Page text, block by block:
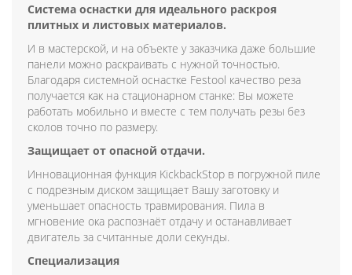
Система оснастки для идеального раскроя
плитных и листовых материалов.
И в мастерской, и на объекте у заказчика даже большие
панели можно раскраивать с нужной точностью.
Благодаря системной оснастке Festool качество реза
получается как на стационарном станке: Вы можете
работать мобильно и вместе с тем получать резы без
сколов точно по размеру.
Защищает от опасной отдачи.
Инновационная функция KickbackStop в погружной пиле
с подрезным диском защищает Вашу заготовку и
уменьшает опасность травмирования. Пила в
мгновение ока распознаёт отдачу и останавливает
двигатель за считанные доли секунды.
Специализация